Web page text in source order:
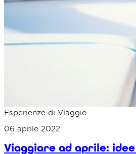
Esperienze di Viaggio
06 aprile 2022
Viaggiare ad aprile: